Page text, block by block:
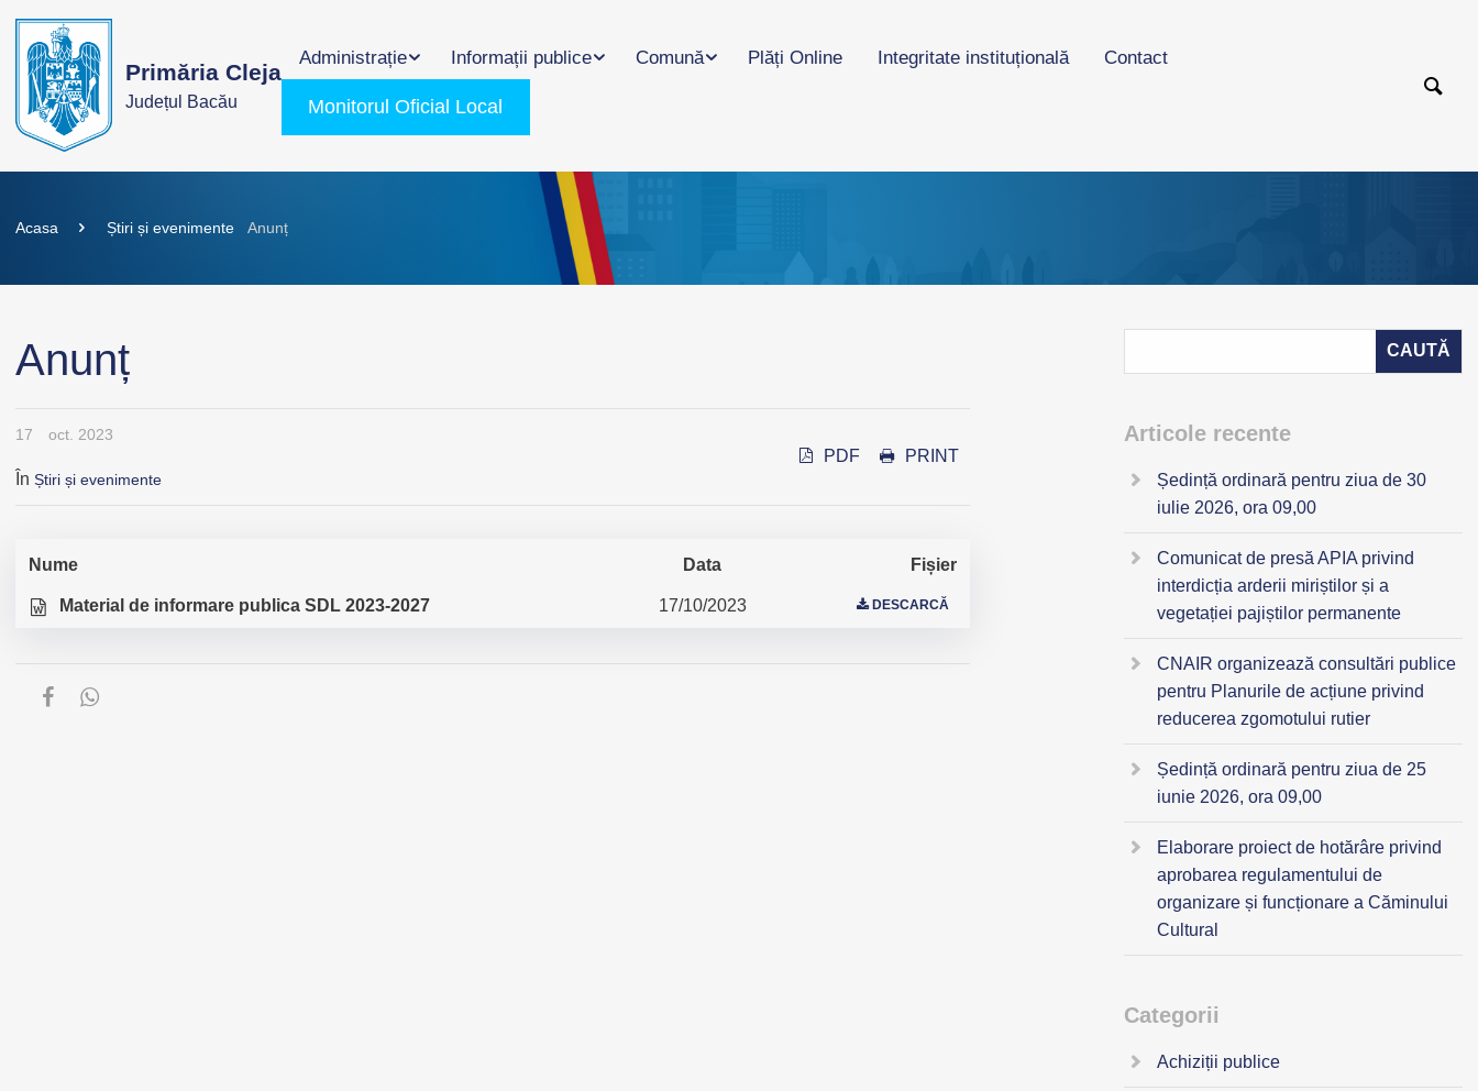
Primăria Cleja
Județul Bacău
Administrație Informații publice Comună Plăți Online Integritate instituțională Contact
Monitorul Oficial Local
Acasa Știri și evenimente Anunț
Anunț
17 oct. 2023
În Știri și evenimente
PDF PRINT
Nume Data Fișier
Material de informare publica SDL 2023-2027 17/10/2023 DESCARCĂ
Articole recente
Ședință ordinară pentru ziua de 30
iulie 2026, ora 09,00
Comunicat de presă APIA privind
interdicția arderii miriștilor și a
vegetației pajiștilor permanente
CNAIR organizează consultări publice
pentru Planurile de acțiune privind
reducerea zgomotului rutier
Ședință ordinară pentru ziua de 25
iunie 2026, ora 09,00
Elaborare proiect de hotărâre privind
aprobarea regulamentului de
organizare și funcționare a Căminului
Cultural
Categorii
Achiziții publice